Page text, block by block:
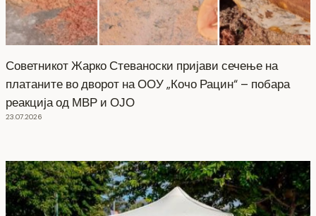
Советникот Жарко Стеваноски пријави сечење на
платаните во дворот на ООУ „Кочо Рацин“ – побара
реакција од МВР и ОЈО
23.07.2026